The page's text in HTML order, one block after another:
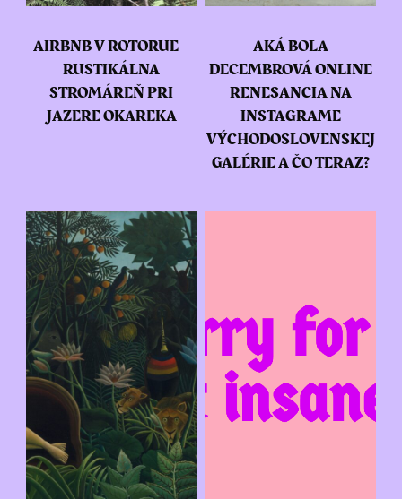
AIRBNB V ROTORUE –
RUSTIKÁLNA
STROMÁREŇ PRI
JAZERE OKAREKA
AKÁ BOLA
DECEMBROVÁ ONLINE
RENESANCIA NA
INSTAGRAME
VÝCHODOSLOVENSKEJ
GALÉRIE A ČO TERAZ?